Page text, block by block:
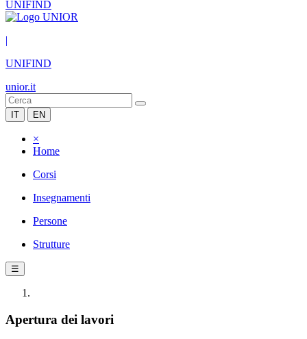
UNIFIND
|
UNIFIND
unior.it
IT EN
×
Home
Corsi
Insegnamenti
Persone
Strutture
☰
Apertura dei lavori